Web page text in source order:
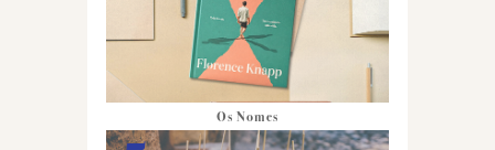
Os Nomes